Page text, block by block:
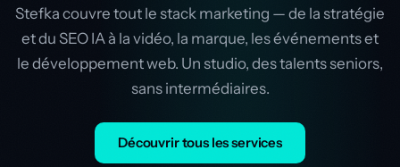
Stefka couvre tout le stack marketing — de la stratégie
et du SEO IA à la vidéo, la marque, les événements et
le développement web. Un studio, des talents seniors,
sans intermédiaires.
Découvrir tous les services